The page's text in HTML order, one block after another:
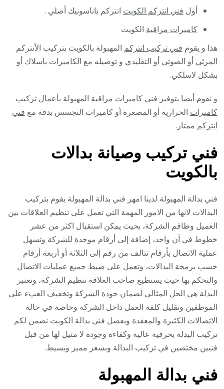
أول فني انتركم الكويت انتركم باناسونيك أصلي .
كاميرات مراقبة الكويت
هذا و يقوم فني تركيب انتركم المهبولة بالكويت بتركيب الأنتركم
المرئي أو الصوتي أو التقليدي و توصيله مع الكاميرات باسلاك أو
بشكل لاسلكي.
و نقوم أيضا بتوفير فني كاميرات مراقبة المهبولة بأعمالتركيب
كاميرات الحرارية أو المصغرة أو كاميرات التجسس بدقة مع فني
انتركم ممتاز.
فني تركيب وصيانة بدالات
بالكويت
فني بدالة المهبولة لدينا امهر فني بدالة المهبولة يقوم بتركيب
البدالات لانها من الامور المهمة التي تعمل على تنظيم العلاقات بين
العميل وطاقم الشركة، بحيث يمكن استقبال اكثر من عشر
خطوط في آن واحد، إضافة إلى أرقام موحدة للشركة وتسهل
عملية الاتصال بأرقام تتالف من رقم إلى الثلاثة أو أربعة أرقام
حسب برمجة البدالات، وتعمل على ضبط جميع عمليات الاتصال
والتحكم بها حيث يستطيع صاحب العلاقة تنظيم الشركة، وتعتبر
البدلة هي الحل المثالي لضمان جودة الشركة وتخفيف العبء على
الموظفين وتقليل كلفة العمل داخل الشركة وخاصة في حالة
الاتصالات الكثيرة والمعقدة وبفضل فني بدالة الكويت نضمن لكم
تركيب البدلة بحرفية عالية وكفاءة وجودة لا مثيل لها من قبل
فنيين مختصين في تركيب البدالة وبسعر مميز وبسيط.
فني بدالة المهبولة